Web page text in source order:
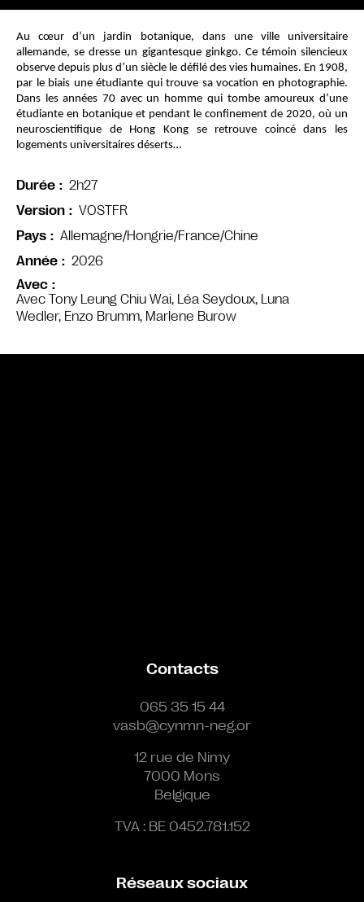
Avec
Avec Tony Leung Chiu Wai, Léa Seydoux, Luna
Wedler, Enzo Brumm, Marlene Burow
Au cœur d’un jardin botanique, dans une ville universitaire
allemande, se dresse un gigantesque ginkgo. Ce témoin silencieux
observe depuis plus d’un siècle le défilé des vies humaines. En 1908,
par le biais une étudiante qui trouve sa vocation en photographie.
Dans les années 70 avec un homme qui tombe amoureux d’une
étudiante en botanique et pendant le confinement de 2020, où un
neuroscientifique de Hong Kong se retrouve coincé dans les
logements universitaires déserts…
Durée
2h27
Version
VOSTFR
Pays
Allemagne/Hongrie/France/Chine
Année
2026
Contacts
065 35 15 44
vasb@cynmn-neg.or
12 rue de Nimy
7000 Mons
Belgique
TVA : BE 0452.781.152
Réseaux sociaux